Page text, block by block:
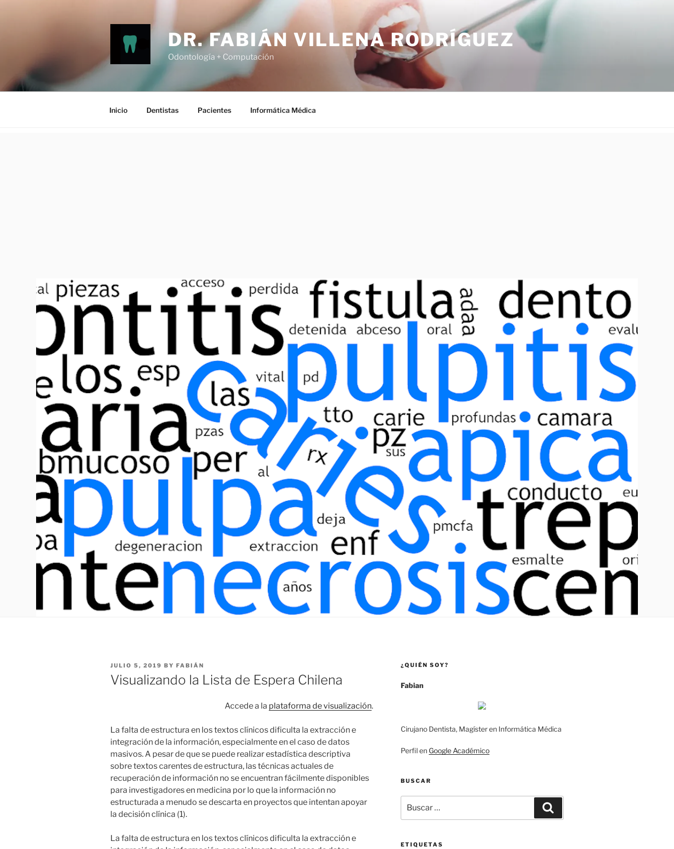
DR. FABIÁN VILLENA RODRÍGUEZ
Odontología + Computación
Inicio Dentistas Pacientes Informática Médica
POSTED
ON
JULIO 5, 2019 BY FABIÁN
Visualizando la Lista de Espera Chilena
Accede a la plataforma de visualización.
La falta de estructura en los textos clínicos dificulta la extracción e
integración de la información, especialmente en el caso de datos
masivos. A pesar de que se puede realizar estadística descriptiva
sobre textos carentes de estructura, las técnicas actuales de
recuperación de información no se encuentran fácilmente disponibles
para investigadores en medicina por lo que la información no
estructurada a menudo se descarta en proyectos que intentan apoyar
la decisión clínica (1)⁠.
La falta de estructura en los textos clínicos dificulta la extracción e
¿QUIÉN SOY?
Fabian
Cirujano Dentista, Magíster en Informática Médica
Perfil en Google Académico
BUSCAR
por:
ETIQUETAS